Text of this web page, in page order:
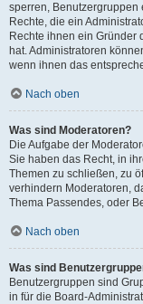
sperren, Benutzergruppen
Rechte, die ein
Rechte ihnen ein Gründer
hat. Administratoren
wenn ihnen das
Nach oben
Was sind Moderatoren?
Die Aufgabe der
Sie haben das Recht, in
Themen zu schließen, zu
verhindern Moderatoren,
Thema Passendes, oder
Nach oben
Was sind
Benutzergruppen sind
in für die Board-